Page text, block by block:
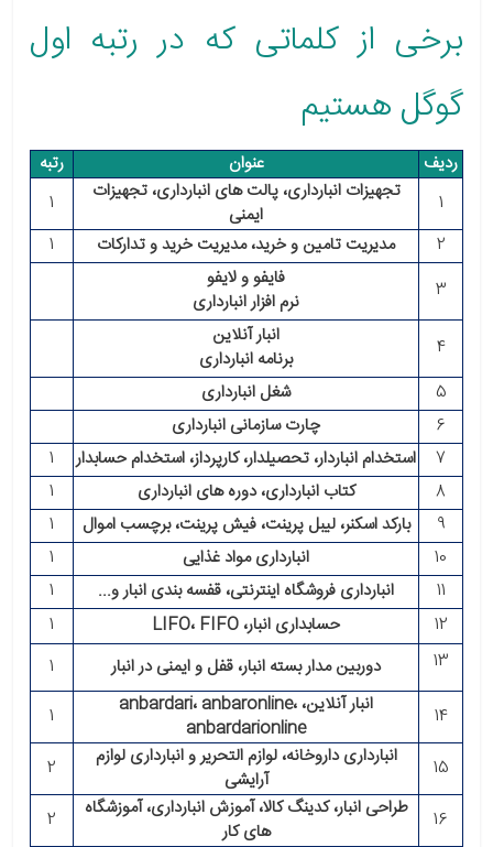
برخی از کلماتی که در رتبه اول
گوگل هستیم
ردیف عنوان
رتبه
1
تجهیزات انبارداری، پالت های انبارداری، تجهیزات
ایمنی
1
2
مدیریت تامین و خرید، مدیریت خرید و تدارکات
1
3
فایفو و لایفو
نرم افزار انبارداری
4
انبار آنلاین
برنامه انبارداری
5
شغل انبارداری
6
چارت سازمانی انبارداری
7
استخدام انباردار، تحصیلدار، کارپرداز، استخدام حسابدار
1
8
کتاب انبارداری، دوره های انبارداری
1
9
بارکد اسکنر، لیبل پرینت، فیش پرینت، برچسب اموال
1
10
انبارداری مواد غذایی
1
11
انبارداری فروشگاه اینترنتی، قفسه بندی انبار و...
1
12
حسابداری انبار، LIFO، FIFO
1
13
دوربین مدار بسته انبار، قفل و ایمنی در انبار
1
14
انبار آنلاین، anbardari، anbaronline،
anbardarionline
1
15
انبارداری داروخانه، لوازم التحریر و انبارداری لوازم
آرایشی
2
16
طراحی انبار، کدینگ کالا، آموزش انبارداری، آموزشگاه
های کار
2